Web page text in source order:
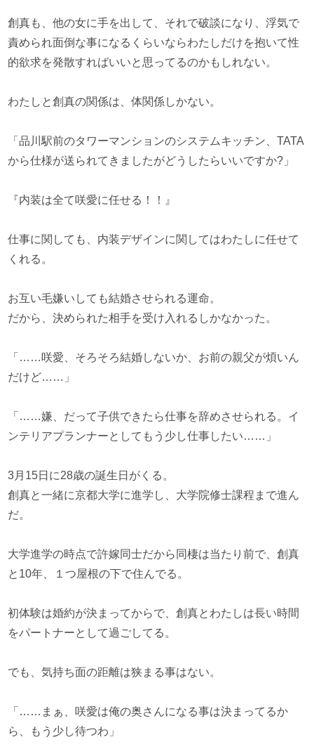
創真も、他の女に手を出して、それで破談になり、浮気で
責められ面倒な事になるくらいならわたしだけを抱いて性
的欲求を発散すればいいと思ってるのかもしれない。
わたしと創真の関係は、体関係しかない。
「品川駅前のタワーマンションのシステムキッチン、TATA
から仕様が送られてきましたがどうしたらいいですか?」
『内装は全て咲愛に任せる！！』
仕事に関しても、内装デザインに関してはわたしに任せて
くれる。
お互い毛嫌いしても結婚させられる運命。
だから、決められた相手を受け入れるしかなかった。
「……咲愛、そろそろ結婚しないか、お前の親父が煩いん
だけど……」
「……嫌、だって子供できたら仕事を辞めさせられる。イ
ンテリアプランナーとしてもう少し仕事したい……」
3月15日に28歳の誕生日がくる。
創真と一緒に京都大学に進学し、大学院修士課程まで進ん
だ。
大学進学の時点で許嫁同士だから同棲は当たり前で、創真
と10年、１つ屋根の下で住んでる。
初体験は婚約が決まってからで、創真とわたしは長い時間
をパートナーとして過ごしてる。
でも、気持ち面の距離は狭まる事はない。
「……まぁ、咲愛は俺の奥さんになる事は決まってるか
ら、もう少し待つわ」